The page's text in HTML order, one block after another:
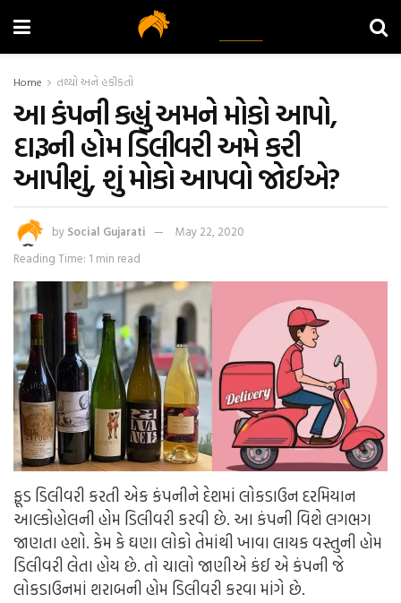
Home તથ્યો અને હકીકતો
આ કંપની કહ્યું અમને મોકો આપો,
દારૂની હોમ ડિલીવરી અમે કરી
આપીશું, શું મોકો આપવો જોઈએ?
by Social Gujarati
May 22, 2020
Reading Time: 1 min read
ફૂડ ડિલીવરી કરતી એક કંપનીને દેશમાં લોકડાઉન દરમિયાન
આલ્કોહોલની હોમ ડિલીવરી કરવી છે. આ કંપની વિશે લગભગ
જાણતા હશો. કેમ કે ઘણા લોકો તેમાંથી ખાવા લાયક વસ્તુની હોમ
ડિલીવરી લેતા હોય છે. તો ચાલો જાણીએ કંઈ એ કંપની જે
લોકડાઉનમાં શરાબની હોમ ડિલીવરી કરવા માંગે છે.